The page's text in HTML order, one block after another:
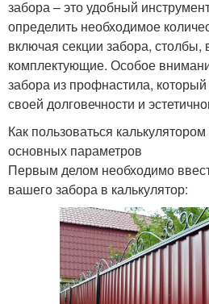
забора – это удобный
определить необходимое
включая секции забора, столбы,
комплектующие. Особое
забора из профнастила,
своей долговечности и
Как пользоваться
основных параметров
Первым делом необходимо
вашего забора в калькулятор: